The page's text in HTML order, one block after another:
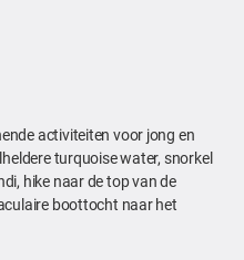
activiteiten voor jong en
turquoise water, snorkel
hike naar de top van de
boottocht naar het